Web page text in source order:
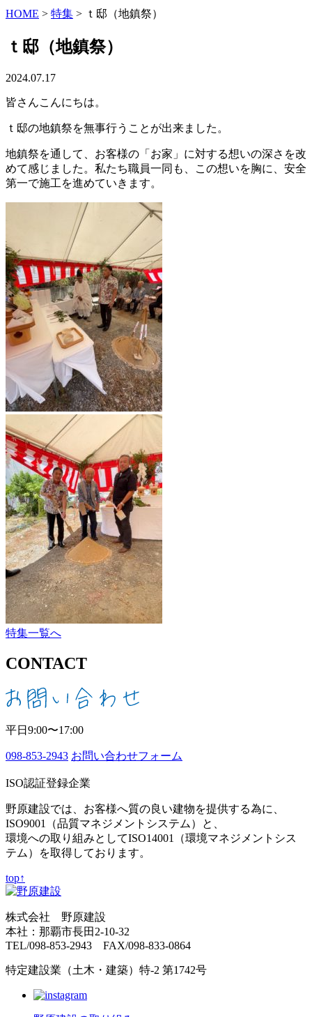
HOME > 特集 > ｔ邸（地鎮祭）
ｔ邸（地鎮祭）
2024.07.17
皆さんこんにちは。
ｔ邸の地鎮祭を無事行うことが出来ました。
地鎮祭を通して、お客様の「お家」に対する想いの深さを改
めて感じました。私たち職員一同も、この想いを胸に、安全
第一で施工を進めていきます。
特集一覧へ
CONTACT
平日9:00〜17:00
098-853-2943 お問い合わせフォーム
ISO認証登録企業
野原建設では、お客様へ質の良い建物を提供する為に、
ISO9001（品質マネジメントシステム）と、
環境への取り組みとしてISO14001（環境マネジメントシス
テム）を取得しております。
top↑
株式会社 野原建設
本社：那覇市長田2-10-32
TEL/098-853-2943 FAX/098-833-0864
特定建設業（土木・建築）特-2 第1742号